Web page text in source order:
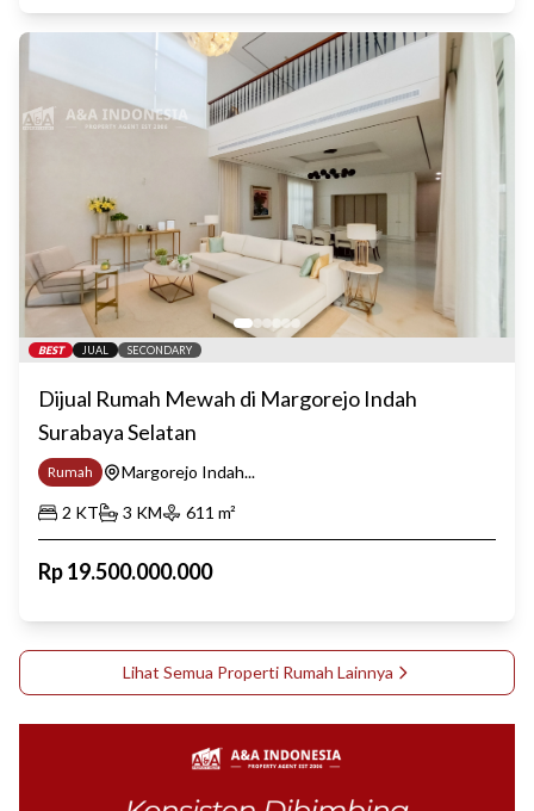
BEST JUAL SECONDARY
Dijual Rumah Mewah di Margorejo Indah
Surabaya Selatan
Rumah
Margorejo Indah...
2 KT 3 KM 611 m²
Rp19.500.000.000
Lihat Semua Properti Rumah Lainnya